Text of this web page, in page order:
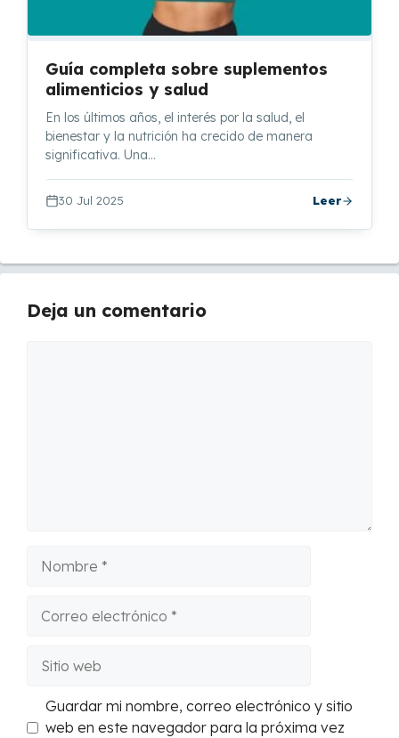
Guía completa sobre suplementos
alimenticios y salud
En los últimos años, el interés por la salud, el
bienestar y la nutrición ha crecido de manera
significativa. Una…
30 Jul 2025 Leer
Deja un comentario
electrónico
web
Guardar mi nombre, correo electrónico y sitio
web en este navegador para la próxima vez